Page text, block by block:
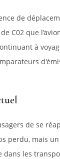
de
C02 que
à
de se
perdu, mais
les